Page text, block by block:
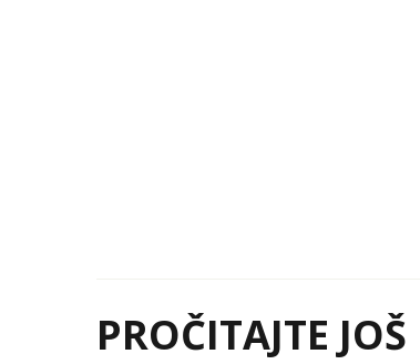
PROČITAJTE JOŠ